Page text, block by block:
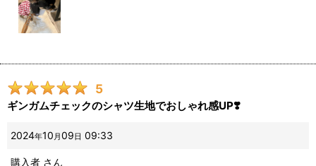
5
ギンガムチェックのシャツ生地でおしゃれ感UP❣️
2024年10 月09日 09:33
購入者 さん